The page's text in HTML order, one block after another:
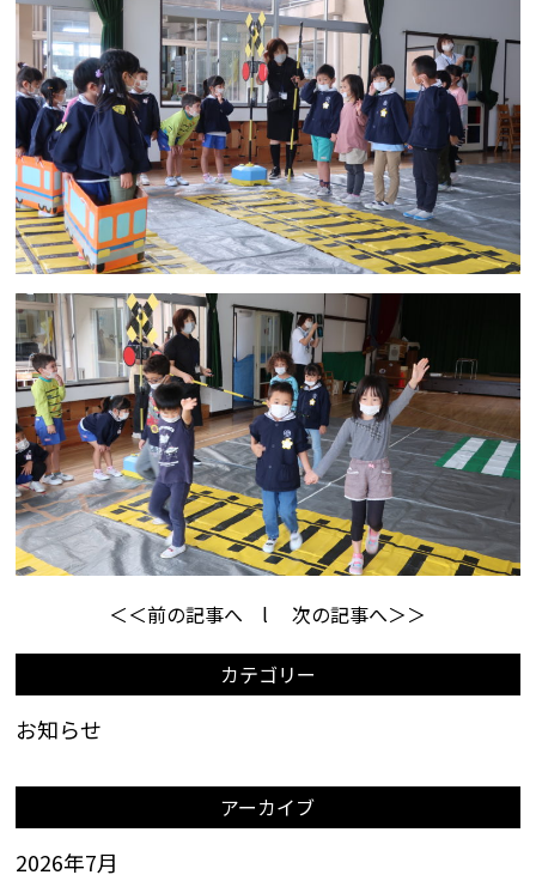
＜＜前の記事へ l次の記事へ＞＞
カテゴリー
お知らせ
アーカイブ
2026年7月